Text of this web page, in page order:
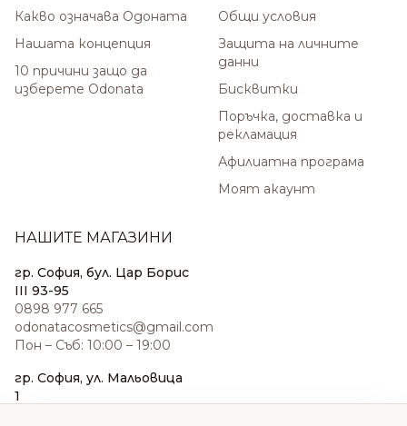
Какво означава Одоната
Нашата концепция
10 причини защо да
изберете Odonata
Общи условия
Защита на личните
данни
Бисквитки
Поръчка, доставка и
рекламация
Афилиатна програма
Моят акаунт
НАШИТЕ МАГАЗИНИ
гр. София, бул. Цар Борис
III 93-95
0898 977 665
odonatacosmetics@gmail.com
Пон – Съб: 10:00 – 19:00
гр. София, ул. Мальовица
1